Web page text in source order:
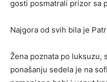
gosti posmatrali prizor sa
Najgora od svih bila je
Žena poznata po luksuzu,
ponašanju sedela je na